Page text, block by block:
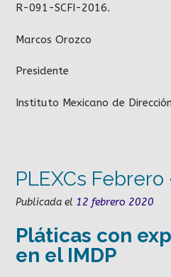
R-091-SCFI-2016.
Marcos Orozco
Presidente
Instituto Mexicano de
PLEXCs Febrero
Publicada el 12 febrero 2020
Pláticas con
en el IMDP